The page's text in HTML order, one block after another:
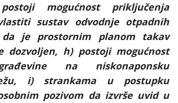
mogućnost priključenja
sustav odvodnje otpadnih
da je prostornim planom takav
dozvoljen, h) postoji mogućnost
na niskonaponsku
i) strankama u postupku
pozivom da izvrše uvid u